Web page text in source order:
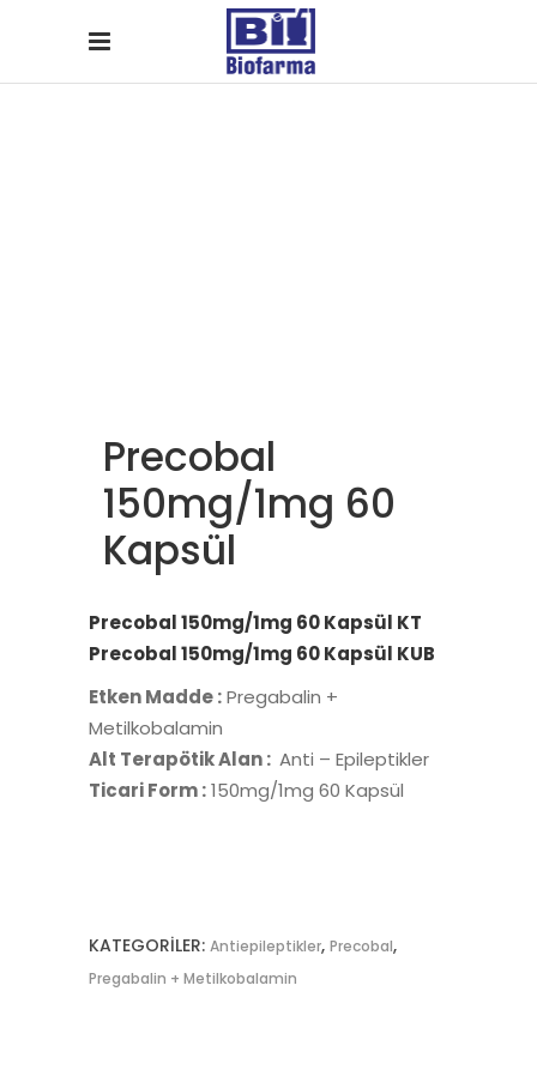
Precobal
150mg/1mg 60
Kapsül
Precobal 150mg/1mg 60 Kapsül KT
Precobal 150mg/1mg 60 Kapsül KUB
Etken Madde :Pregabalin +
Metilkobalamin
Alt Terapötik Alan : Anti – Epileptikler
Ticari Form :150mg/1mg 60 Kapsül
KATEGORILER: Antiepileptikler, Precobal,
Pregabalin + Metilkobalamin